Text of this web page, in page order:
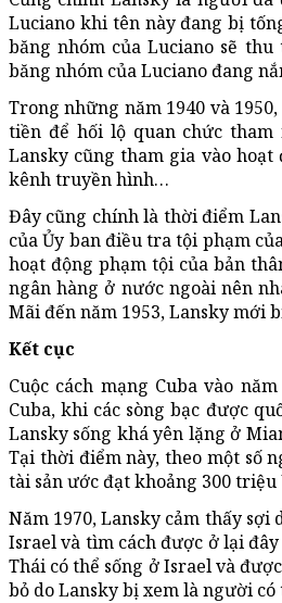
Luciano khi tên này đang bị
băng nhóm của Luciano sẽ
băng nhóm của Luciano đang
Trong những năm 1940 và
tiền để hối lộ quan chức
Lansky cũng tham gia vào
kênh truyền hình…
Đây cũng chính là thời điểm
của Ủy ban điều tra tội phạm
hoạt động phạm tội của bản
ngân hàng ở nước ngoài nên
Mãi đến năm 1953, Lansky mới
Kết cục
Cuộc cách mạng Cuba vào
Cuba, khi các sòng bạc được
Lansky sống khá yên lặng ở
Tại thời điểm này, theo một số
tài sản ước đạt khoảng 300 triệu
Năm 1970, Lansky cảm thấy
Israel và tìm cách được ở lại
Thái có thể sống ở Israel và
bỏ do Lansky bị xem là người